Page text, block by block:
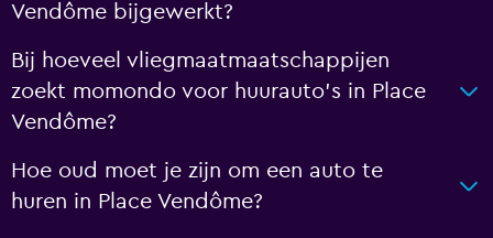
Vendôme bijgewerkt?
Bij hoeveel vliegmaatmaatschappijen
zoekt momondo voor huurauto's in Place
Vendôme?
Hoe oud moet je zijn om een auto te
huren in Place Vendôme?